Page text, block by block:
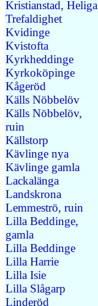
Kristianstad, Heliga
Trefaldighet
Kvidinge
Kvistofta
Kyrkheddinge
Kyrkoköpinge
Kågeröd
Källs Nöbbelöv
Källs Nöbbelöv,
ruin
Källstorp
Kävlinge nya
Kävlinge gamla
Lackalänga
Landskrona
Lemmeströ, ruin
Lilla Beddinge,
gamla
Lilla Beddinge
Lilla Harrie
Lilla Isie
Lilla Slågarp
Linderöd